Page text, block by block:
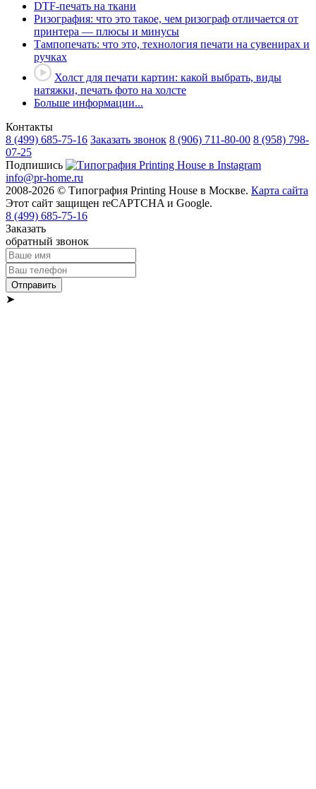
DTF-печать на ткани
Ризография: что это такое, чем ризограф отличается от
принтера — плюсы и минусы
Тампопечать: что это, технология печати на сувенирах и
ручках
Холст для печати картин: какой выбрать, виды
натяжки, печать фото на холсте
Больше информации...
Контакты
8 (499) 685-75-16 Заказать звонок 8 (906) 711-80-00 8 (958) 798-
07-25
Подпишись
info@pr-home.ru
2008-2026 © Типография Printing House в Москве. Карта сайта
Этот сайт защищен reCAPTCHA и Google.
8 (499) 685-75-16
Заказать
обратный звонок
Отправить
➤